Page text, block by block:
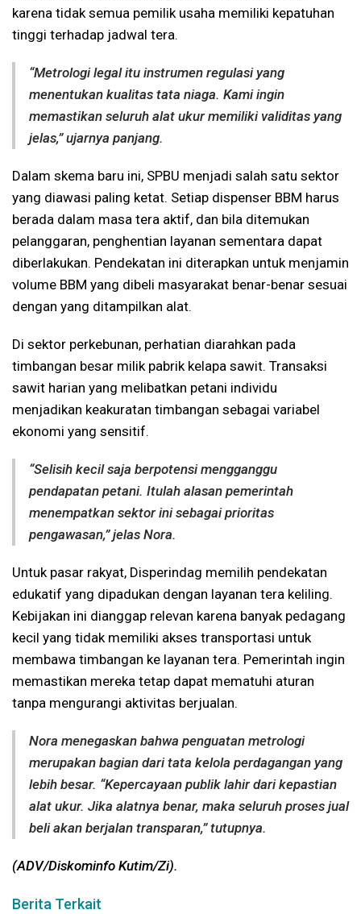
karena tidak semua pemilik usaha memiliki kepatuhan
tinggi terhadap jadwal tera.
“Metrologi legal itu instrumen regulasi yang
menentukan kualitas tata niaga. Kami ingin
memastikan seluruh alat ukur memiliki validitas yang
jelas,” ujarnya panjang.
Dalam skema baru ini, SPBU menjadi salah satu sektor
yang diawasi paling ketat. Setiap dispenser BBM harus
berada dalam masa tera aktif, dan bila ditemukan
pelanggaran, penghentian layanan sementara dapat
diberlakukan. Pendekatan ini diterapkan untuk menjamin
volume BBM yang dibeli masyarakat benar-benar sesuai
dengan yang ditampilkan alat.
Di sektor perkebunan, perhatian diarahkan pada
timbangan besar milik pabrik kelapa sawit. Transaksi
sawit harian yang melibatkan petani individu
menjadikan keakuratan timbangan sebagai variabel
ekonomi yang sensitif.
“Selisih kecil saja berpotensi mengganggu
pendapatan petani. Itulah alasan pemerintah
menempatkan sektor ini sebagai prioritas
pengawasan,” jelas Nora.
Untuk pasar rakyat, Disperindag memilih pendekatan
edukatif yang dipadukan dengan layanan tera keliling.
Kebijakan ini dianggap relevan karena banyak pedagang
kecil yang tidak memiliki akses transportasi untuk
membawa timbangan ke layanan tera. Pemerintah ingin
memastikan mereka tetap dapat mematuhi aturan
tanpa mengurangi aktivitas berjualan.
Nora menegaskan bahwa penguatan metrologi
merupakan bagian dari tata kelola perdagangan yang
lebih besar. “Kepercayaan publik lahir dari kepastian
alat ukur. Jika alatnya benar, maka seluruh proses jual
beli akan berjalan transparan,” tutupnya.
(ADV/Diskominfo Kutim/Zi).
Berita Terkait